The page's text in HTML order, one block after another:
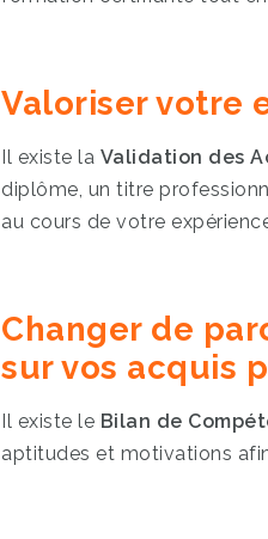
Valoriser votre
Il existe la Validation des
diplôme, un titre
au cours de votre
Changer de
sur vos acquis
Il existe le Bilan de
aptitudes et motivations